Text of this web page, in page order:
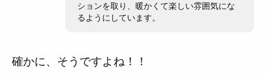
ションを取り、暖かくて楽しい雰囲気にな
るようにしています。
確かに、そうですよね！！